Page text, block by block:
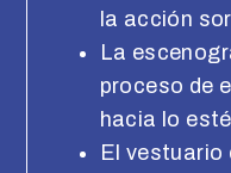
la acción
La
proceso de
hacia lo
El vestuario